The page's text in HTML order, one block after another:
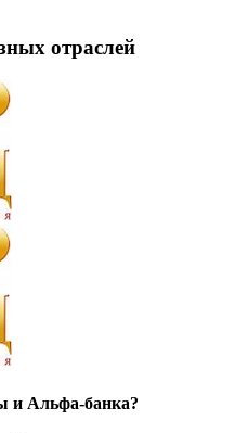
отраслей
и Альфа-банка?